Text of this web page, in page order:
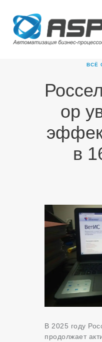
ВСЁ
ор
в
ГЛАВНАЯ
О
ПРОДУКТЫ
НОВОСТИ
КАРЬЕРА
В 2025 году
продолжает